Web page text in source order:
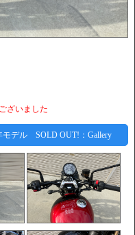
ざいました
デル SOLD OUT!：Gallery